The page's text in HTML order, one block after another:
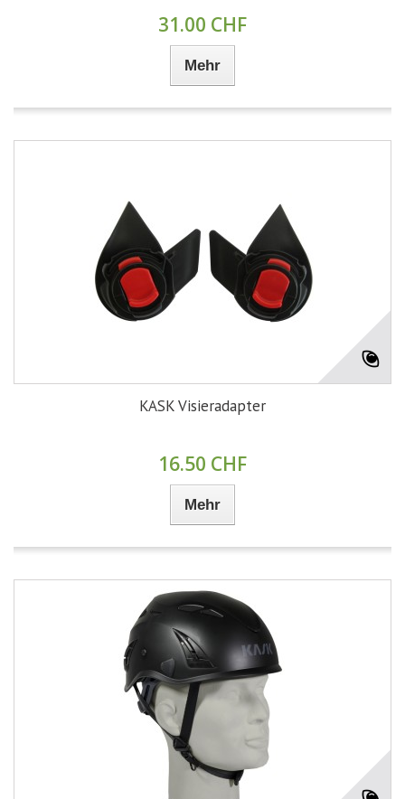
31.00 CHF
Mehr
KASK Visieradapter
16.50 CHF
Mehr